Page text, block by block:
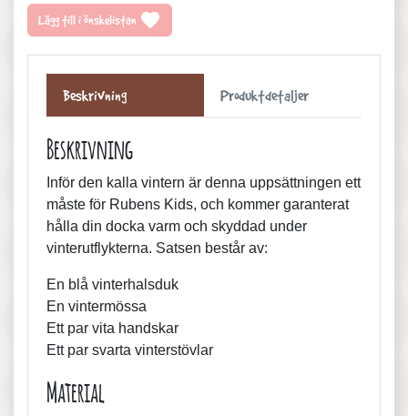
Lägg till i önskelistan favorite
Beskrivning Produktdetaljer
Beskrivning
Inför den kalla vintern är denna uppsättningen ett
måste för Rubens Kids, och kommer garanterat
hålla din docka varm och skyddad under
vinterutflykterna. Satsen består av:
En blå vinterhalsduk
En vintermössa
Ett par vita handskar
Ett par svarta vinterstövlar
Material